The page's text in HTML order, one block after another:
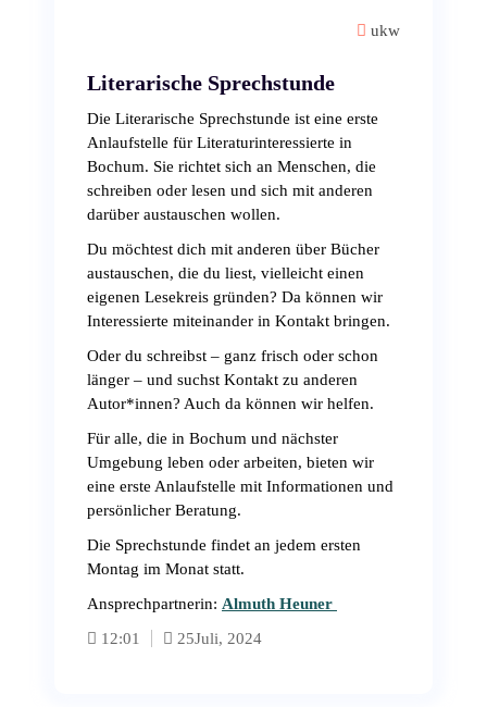
ukw
Literarische Sprechstunde
Die Literarische Sprechstunde ist eine erste
Anlaufstelle für Literaturinteressierte in
Bochum. Sie richtet sich an Menschen, die
schreiben oder lesen und sich mit anderen
darüber austauschen wollen.
Du möchtest dich mit anderen über Bücher
austauschen, die du liest, vielleicht einen
eigenen Lesekreis gründen? Da können wir
Interessierte miteinander in Kontakt bringen.
Oder du schreibst – ganz frisch oder schon
länger – und suchst Kontakt zu anderen
Autor*innen? Auch da können wir helfen.
Für alle, die in Bochum und nächster
Umgebung leben oder arbeiten, bieten wir
eine erste Anlaufstelle mit Informationen und
persönlicher Beratung.
Die Sprechstunde findet an jedem ersten
Montag im Monat statt.
Ansprechpartnerin: Almuth Heuner
12:01
25Juli, 2024